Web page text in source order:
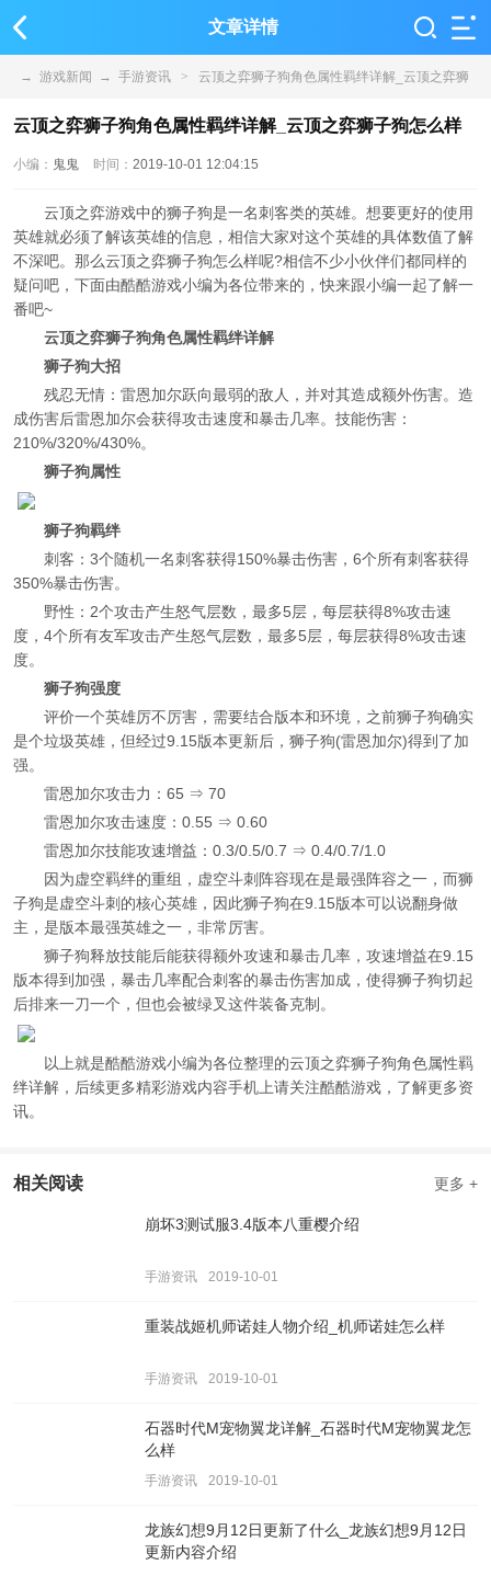
文章详情
→ 游戏新闻 → 手游资讯 > 云顶之弈狮子狗角色属性羁绊详解_云顶之弈狮
子狗怎么样
云顶之弈狮子狗角色属性羁绊详解_云顶之弈狮子狗怎么样
小编： 鬼鬼 时间： 2019-10-01 12:04:15
云顶之弈游戏中的狮子狗是一名刺客类的英雄。想要更好的使用
英雄就必须了解该英雄的信息，相信大家对这个英雄的具体数值了解
不深吧。那么云顶之弈狮子狗怎么样呢?相信不少小伙伴们都同样的
疑问吧，下面由酷酷游戏小编为各位带来的，快来跟小编一起了解一
番吧~
云顶之弈狮子狗角色属性羁绊详解
狮子狗大招
残忍无情：雷恩加尔跃向最弱的敌人，并对其造成额外伤害。造
成伤害后雷恩加尔会获得攻击速度和暴击几率。技能伤害：
210%/320%/430%。
狮子狗属性
狮子狗羁绊
刺客：3个随机一名刺客获得150%暴击伤害，6个所有刺客获得
350%暴击伤害。
野性：2个攻击产生怒气层数，最多5层，每层获得8%攻击速
度，4个所有友军攻击产生怒气层数，最多5层，每层获得8%攻击速
度。
狮子狗强度
评价一个英雄厉不厉害，需要结合版本和环境，之前狮子狗确实
是个垃圾英雄，但经过9.15版本更新后，狮子狗(雷恩加尔)得到了加
强。
雷恩加尔攻击力：65 ⇒ 70
雷恩加尔攻击速度：0.55 ⇒ 0.60
雷恩加尔技能攻速增益：0.3/0.5/0.7 ⇒ 0.4/0.7/1.0
因为虚空羁绊的重组，虚空斗刺阵容现在是最强阵容之一，而狮
子狗是虚空斗刺的核心英雄，因此狮子狗在9.15版本可以说翻身做
主，是版本最强英雄之一，非常厉害。
狮子狗释放技能后能获得额外攻速和暴击几率，攻速增益在9.15
版本得到加强，暴击几率配合刺客的暴击伤害加成，使得狮子狗切起
后排来一刀一个，但也会被绿叉这件装备克制。
以上就是酷酷游戏小编为各位整理的云顶之弈狮子狗角色属性羁
绊详解，后续更多精彩游戏内容手机上请关注酷酷游戏，了解更多资
讯。
相关阅读 更多 +
崩坏3测试服3.4版本八重樱介绍
手游资讯 2019-10-01
重装战姬机师诺娃人物介绍_机师诺娃怎么样
手游资讯 2019-10-01
石器时代M宠物翼龙详解_石器时代M宠物翼龙怎
么样
手游资讯 2019-10-01
龙族幻想9月12日更新了什么_龙族幻想9月12日
更新内容介绍